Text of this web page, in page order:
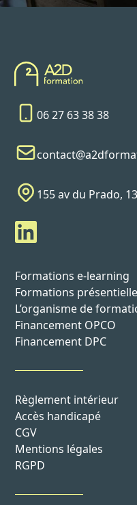
06 27 63 38 38
155 av du Prado,
Formations e-learning
Formations
L’organisme de
Financement OPCO
Financement DPC
Règlement intérieur
Accès handicapé
CGV
Mentions légales
RGPD